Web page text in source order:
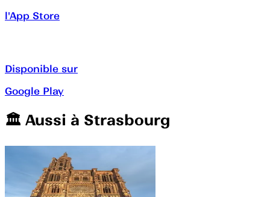
l'App Store
Disponible sur
Google Play
🏛️️ Aussi à Strasbourg